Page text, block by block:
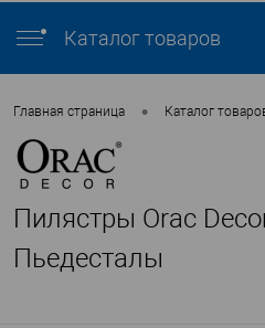
Каталог товаров
Главная страница • Каталог
Пилястры Orac
Пьедесталы